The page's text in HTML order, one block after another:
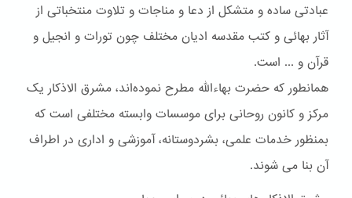
عبادتی ساده و متشکل از دعا و مناجات و تلاوت منتخباتی از
آثار بهائی و کتب مقدسه ادیان مختلف چون تورات و انجیل و
قرآن و ... است.
همانطور که حضرت بهاءالله مطرح نموده‌اند، مشرق الاذکار یک
مرکز و کانون روحانی برای موسسات وابسته مختلفی است که
بمنظور خدمات علمی، بشردوستانه، آموزشی و اداری در اطراف
آن بنا می شوند.